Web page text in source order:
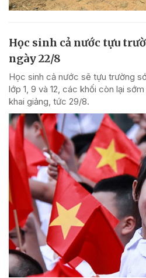
Học sinh cả nước tựu
ngày 22/8
Học sinh cả nước sẽ tựu trường
lớp 1, 9 và 12, các khối còn lại
khai giảng, tức 29/8.